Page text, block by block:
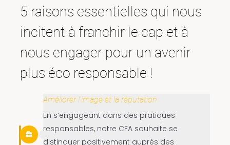
5 raisons essentielles qui nous
incitent à franchir le cap et à
nous engager pour un avenir
plus éco responsable !
Améliorer l’image et la réputation
En s’engageant dans des pratiques
responsables, notre CFA souhaite se
distinguer positivement auprès des